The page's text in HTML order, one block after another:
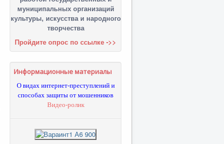
муниципальных организаций
культуры, искусства и народного
творчества
Пройдите опрос по ссылке ->>
Информационные материалы
О видах интернет-преступлений и
способах защиты от мошенников
Видео-ролик